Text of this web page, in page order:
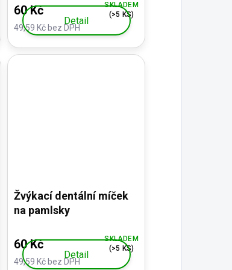
49,59 Kč bez DPH
60 Kč
SKLADEM
(>5 KS)
Detail
Žvýkací dentální míček
na pamlsky
49,59 Kč bez DPH
60 Kč
SKLADEM
(>5 KS)
Detail